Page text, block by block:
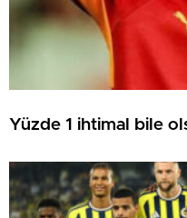
Yüzde 1 ihtimal bile